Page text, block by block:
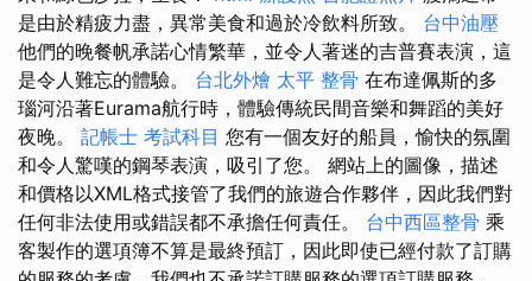
是由於精疲力盡，異常美食和過於冷飲料所致。 台中油壓
他們的晚餐帆承諾心情繁華，並令人著迷的吉普賽表演，這
是令人難忘的體驗。 台北外燴 太平 整骨 在布達佩斯的多
瑙河沿著Eurama航行時，體驗傳統民間音樂和舞蹈的美好
夜晚。 記帳士 考試科目 您有一個友好的船員，愉快的氛圍
和令人驚嘆的鋼琴表演，吸引了您。 網站上的圖像，描述
和價格以XML格式接管了我們的旅遊合作夥伴，因此我們對
任何非法使用或錯誤都不承擔任何責任。 台中西區整骨 乘
客製作的選項簿不算是最終預訂，因此即使已經付款了訂購